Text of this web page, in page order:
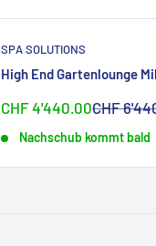
SPA SOLUTIONS
High End Gartenlounge
Sonderpreis
CHF 4'440.00CHF
Nachschub kommt bald